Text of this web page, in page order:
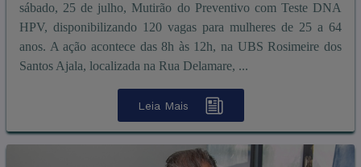
sábado, 25 de julho, Mutirão do Preventivo com Teste DNA
HPV, disponibilizando 120 vagas para mulheres de 25 a 64
anos. A ação acontece das 8h às 12h, na UBS Rosimeire dos
Santos Ajala, localizada na Rua Delamare, ...
Leia Mais